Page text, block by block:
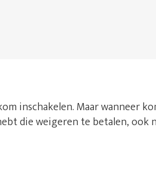
inschakelen. Maar wanneer
die weigeren te betalen, ook